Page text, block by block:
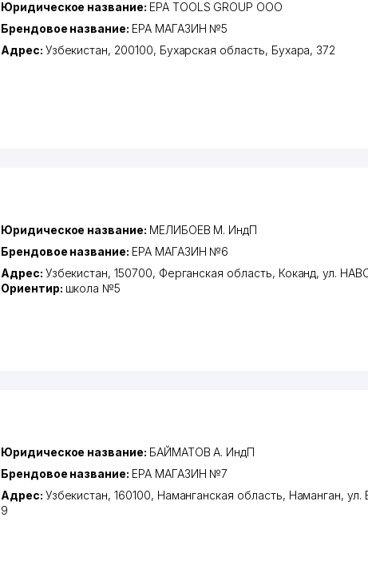
Юридическое название: EPA TOOLS GROUP ООО
Брендовое название: EPA МАГАЗИН №5
Адрес: Узбекистан, 200100, Бухарская область, Бухара, 372
Юридическое название: МЕЛИБОЕВ М. ИндП
Брендовое название: EPA МАГАЗИН №6
Адрес: Узбекистан, 150700, Ферганская область, Коканд,ул.
Ориентир: школа №5
Юридическое название: БАЙМАТОВ А. ИндП
Брендовое название: EPA МАГАЗИН №7
Адрес: Узбекистан, 160100, Наманганская область, Наманган,
9